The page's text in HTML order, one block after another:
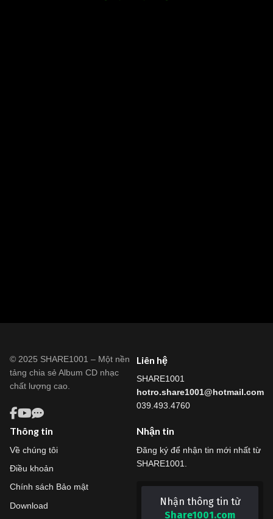
© 2025 SHARE1001 – Một nền
tảng chia sẻ Album CD nhạc
chất lượng cao.
Liên hệ
SHARE1001
hotro.share1001@hotmail.com
039.493.4760
Thông tin
Về chúng tôi
Điều khoản
Chính sách Bảo mật
Download
Nhận tin
Đăng ký để nhận tin mới nhất từ
SHARE1001.
Nhận thông tin từ
Share1001.com